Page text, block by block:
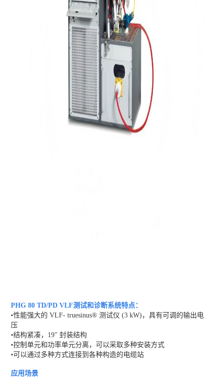
PHG 80 TD/PD VLF测试和诊断系统特点：
•性能强大的 VLF- truesinus® 测试仪 (3 kW)，具有可调的输出电
压
•结构紧凑，19" 封装结构
•控制单元和功率单元分离，可以采取多种安装方式
•可以通过多种方式连接到各种构造的电缆站
应用场景